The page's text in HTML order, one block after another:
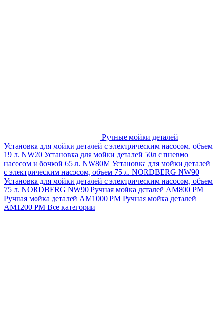
Ручные мойки деталей
Установка для мойки деталей с электрическим насосом, объем
19 л. NW20 Установка для мойки деталей 50л с пневмо
насосом и бочкой 65 л. NW80M Установка для мойки деталей
с электрическим насосом, объем 75 л. NORDBERG NW90
Установка для мойки деталей с электрическим насосом, объем
75 л. NORDBERG NW90 Ручная мойка деталей АМ800 РМ
Ручная мойка деталей АМ1000 РМ Ручная мойка деталей
АМ1200 РМ Все категории